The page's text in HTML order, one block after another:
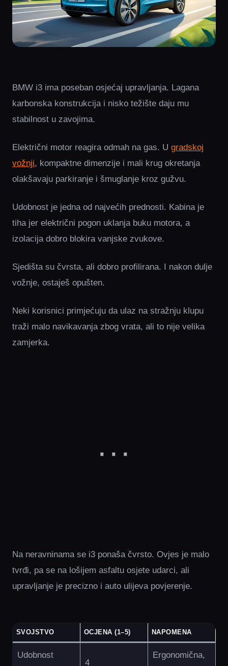
BMW i3 ima poseban osjećaj upravljanja. Lagana
karbonska konstrukcija i nisko težište daju mu
stabilnost u zavojima.
Električni motor reagira odmah na gas. U gradskoj
vožnji, kompaktne dimenzije i mali krug okretanja
olakšavaju parkiranje i šmuglanje kroz gužvu.
Udobnost je jedna od najvećih prednosti. Kabina je
tiha jer električni pogon uklanja buku motora, a
izolacija dobro blokira vanjske zvukove.
Sjedišta su čvrsta, ali dobro profilirana. I nakon dulje
vožnje, ostaješ opušten.
Neki korisnici primjećuju da ulaz na stražnju klupu
traži malo navikavanja zbog vrata, ali to nije velika
zamjerka.
Na neravninama se i3 ponaša čvrsto. Ovjes je malo
tvrđi, pa se na lošijem asfaltu osjete udarci, ali
upravljanje je precizno i auto ulijeva povjerenje.
SVOJSTVO OCJENA (1–5) NAPOMENA
Udobnost
4
Ergonomična,